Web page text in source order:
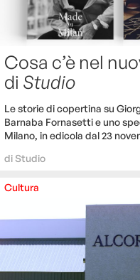
Cosa c’è nel
di Studio
Le storie di copertina su
Barnaba Fornasetti e uno
Milano, in edicola dal 23
diStudio
Cultura